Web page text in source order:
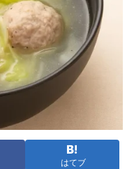
はてブ